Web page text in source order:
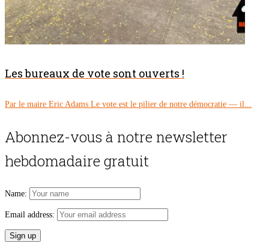
Les bureaux de vote sont ouverts !
Par le maire Eric Adams Le vote est le pilier de notre démocratie — il...
Abonnez-vous à notre newsletter
hebdomadaire gratuit
Name:
Email address: